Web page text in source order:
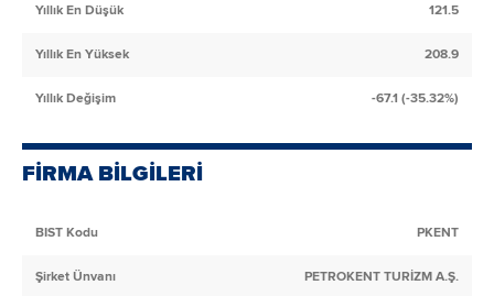
Yıllık En Düşük 121.5
Yıllık En Yüksek 208.9
Yıllık Değişim -67.1 (-35.32%)
FİRMA BİLGİLERİ
BIST Kodu PKENT
Şirket Ünvanı PETROKENT TURİZM A.Ş.